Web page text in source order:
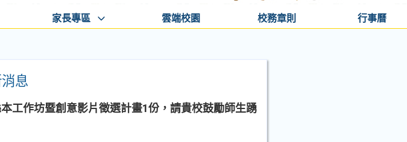
家長專區 雲端校園 校務章則 行事曆
息
工作坊暨創意影片徵選計畫1份，請貴校鼓勵師生踴